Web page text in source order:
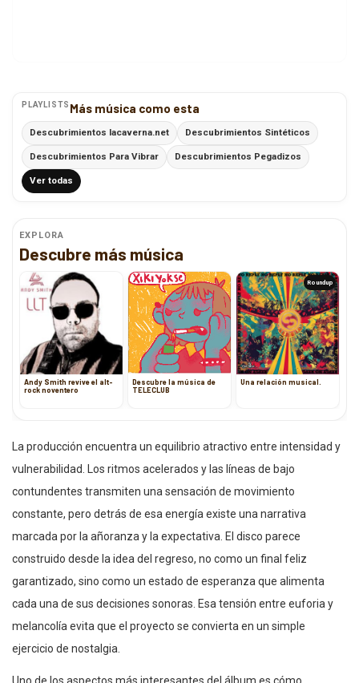
PLAYLISTS Más música como esta
Descubrimientos lacaverna.net Descubrimientos Sintéticos
Descubrimientos Para Vibrar Descubrimientos Pegadizos
Ver todas
EXPLORA
Descubre más música
Andy Smith revive el alt-
rock noventero
Descubre la música de
TELECLUB
Roundup
Una relación musical.
La producción encuentra un equilibrio atractivo entre intensidad y
vulnerabilidad. Los ritmos acelerados y las líneas de bajo
contundentes transmiten una sensación de movimiento
constante, pero detrás de esa energía existe una narrativa
marcada por la añoranza y la expectativa. El disco parece
construido desde la idea del regreso, no como un final feliz
garantizado, sino como un estado de esperanza que alimenta
cada una de sus decisiones sonoras. Esa tensión entre euforia y
melancolía evita que el proyecto se convierta en un simple
ejercicio de nostalgia.